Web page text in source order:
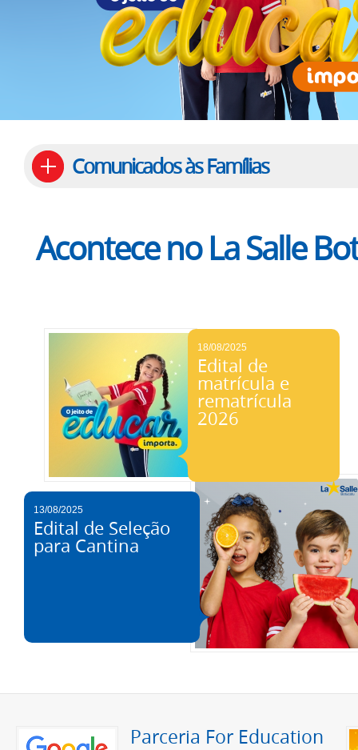
Comunicados às Famílias
Acontece no La Salle
18/08/2025
Edital de
matrícula e
rematrícula
2026
13/08/2025
Edital de Seleção
para Cantina
Parceria For Education